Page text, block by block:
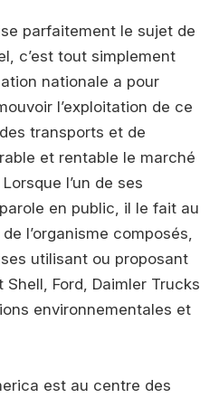
parfaitement le sujet de
c’est tout simplement
nationale a pour
l’exploitation de ce
transports et de
et rentable le marché
l’un de ses
en public, il le fait au
l’organisme composés,
utilisant ou proposant
Ford, Daimler Trucks
environnementales et
est au centre des